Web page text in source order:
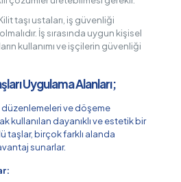
taşı ustaları, iş güvenliği
İş sırasında uygun kişisel
kullanımı ve işçilerin güvenliği
Uygulama Alanları;
düzenlemeleri ve döşeme
kullanılan dayanıklı ve estetik bir
taşlar, birçok farklı alanda
sunarlar.